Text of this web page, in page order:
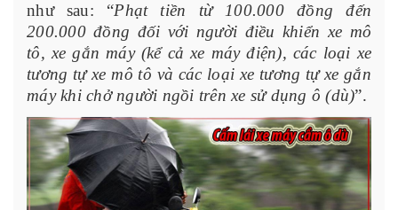
như sau: “Phạt tiền từ 100.000 đồng đến
200.000 đồng đối với người điều khiển xe mô
tô, xe gắn máy (kể cả xe máy điện), các loại xe
tương tự xe mô tô và các loại xe tương tự xe gắn
máy khi chở người ngồi trên xe sử dụng ô (dù)”.